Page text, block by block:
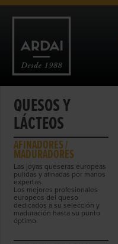
QUESOS Y
LÁCTEOS
AFINADORES /
MADURADORES
Las joyas queseras europeas
pulidas y afinadas por manos
expertas.
Los mejores profesionales
europeos del queso
dedicados a su selección y
maduración hasta su punto
óptimo.